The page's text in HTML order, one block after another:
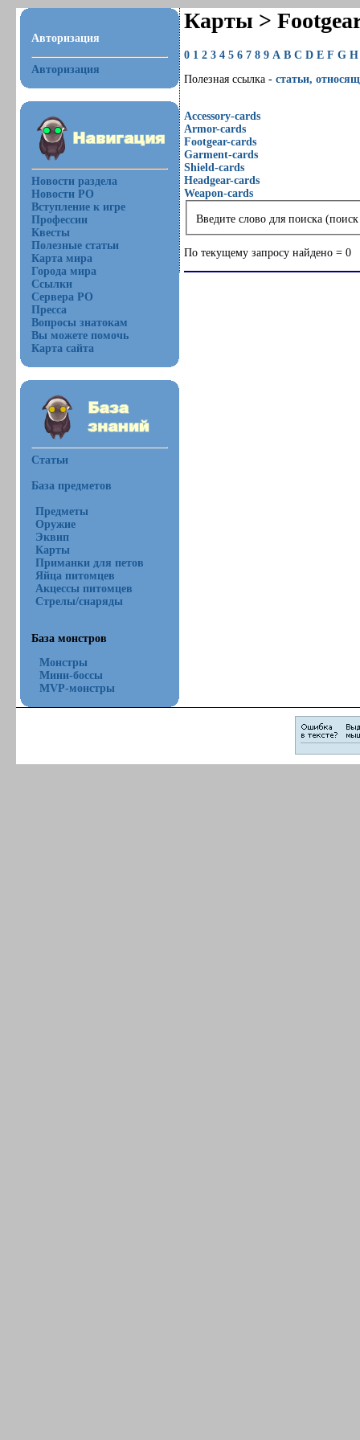
Авторизация
Авторизация
Новости раздела
Новости РО
Вступление к игре
Профессии
Квесты
Полезные статьи
Карта мира
Города мира
Ссылки
Сервера РО
Пресса
Вопросы знатокам
Вы можете помочь
Карта сайта
Статьи
База предметов
Предметы
Оружие
Эквип
Карты
Приманки для петов
Яйца питомцев
Акцессы питомцев
Стрелы/снаряды
База монстров
Монстры
Мини-боссы
MVP-монстры
Карты >
0 1 2 3 4 5 6 7 8 9 A B C D E F G H
Полезная ссылка -статьи,
Accessory-cards
Armor-cards
Footgear-cards
Garment-cards
Shield-cards
Headgear-cards
Weapon-cards
Введите слово для поиска
По текущему запросу найдено = 0